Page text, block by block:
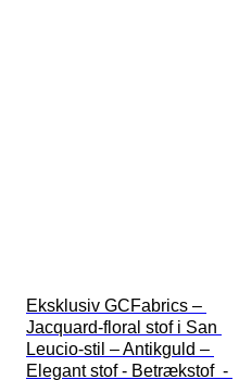
Eksklusiv GCFabrics –
Jacquard-floral stof i San
Leucio-stil – Antikguld –
Elegant stof - Betrækstof  -